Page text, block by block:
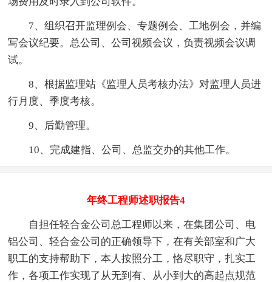
7、组织召开监理例会、专题例会、工地例会，并编
写会议纪要。总公司、公司视频会议，负责视频会议调
试。
8、根据监理站《监理人员考核办法》对监理人员进
行月度、季度考核。
9、后勤管理。
10、完成建指、公司、总监交办的其他工作。
年终工程师述职报告4
自担任轻合金公司总工程师以来，在集团公司、电
铝公司、轻合金公司的正确领导下，在有关部室和广大
职工的支持帮助下，本人按照分工，恪尽职守，扎实工
作，各项工作实现了从无到有、从小到大的高起点规范